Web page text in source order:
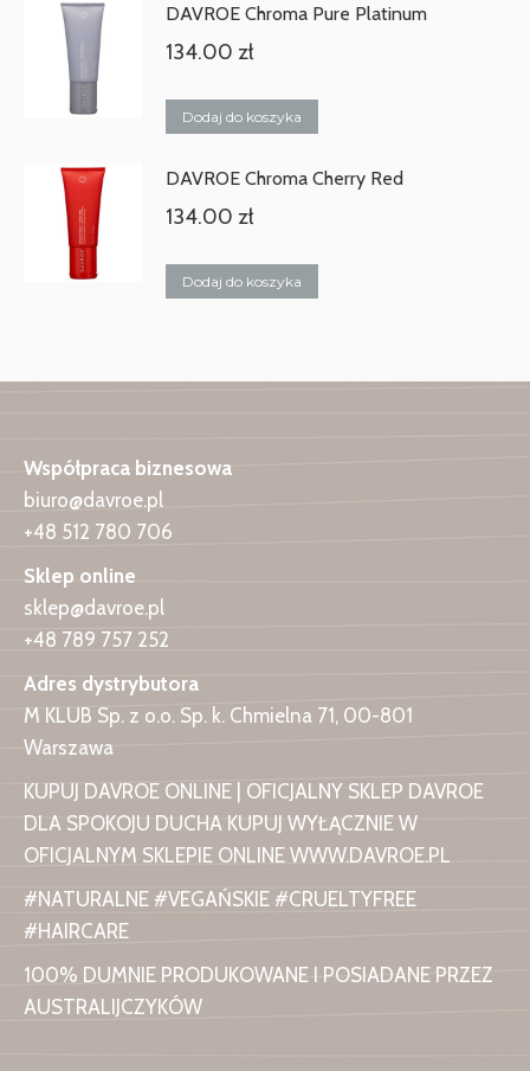
DAVROE Chroma Pure Platinum
134.00 zł
Dodaj do koszyka
DAVROE Chroma Cherry Red
134.00 zł
Dodaj do koszyka
Współpraca biznesowa
biuro@davroe.pl
+48 512 780 706
Sklep online
sklep@davroe.pl
+48 789 757 252
Adres dystrybutora
M KLUB Sp. z o.o. Sp. k. Chmielna 71, 00-801
Warszawa
KUPUJ DAVROE ONLINE | OFICJALNY SKLEP DAVROE
DLA SPOKOJU DUCHA KUPUJ WYŁĄCZNIE W
OFICJALNYM SKLEPIE ONLINE WWW.DAVROE.PL
#NATURALNE #VEGAŃSKIE #CRUELTYFREE
#HAIRCARE
100% DUMNIE PRODUKOWANE I POSIADANE PRZEZ
AUSTRALIJCZYKÓW